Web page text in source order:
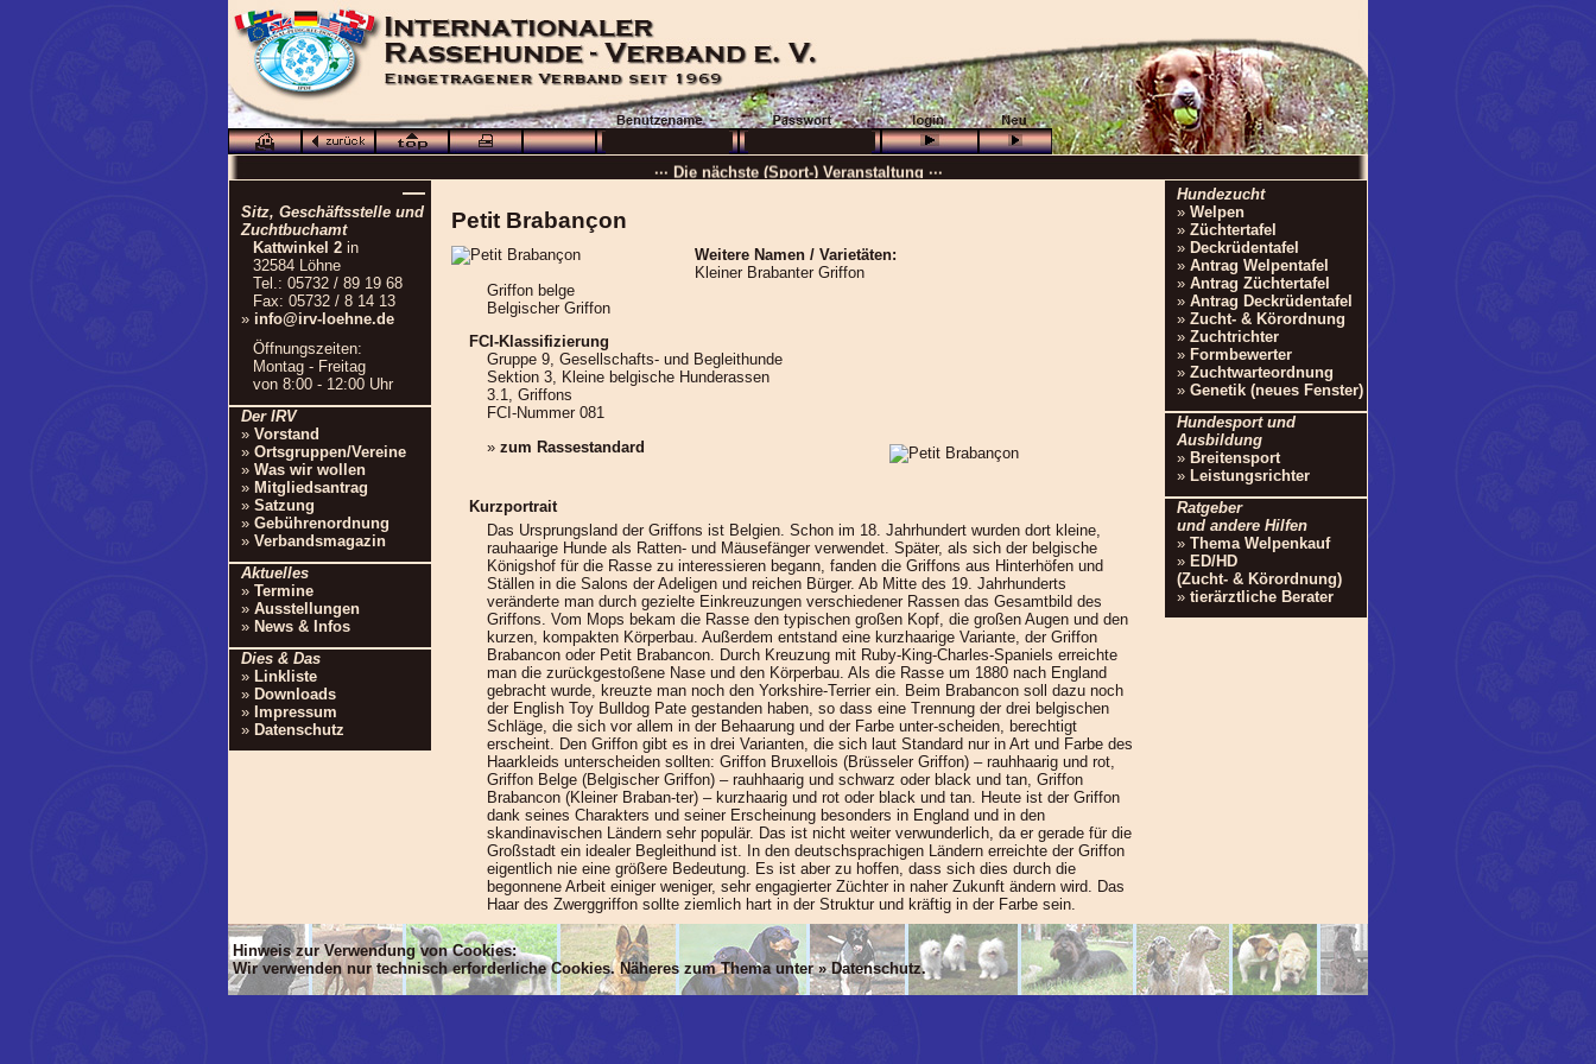
—
Sitz, Geschäftsstelle und
Zuchtbuchamt
Kattwinkel 2 in
32584 Löhne
Tel.: 05732 / 89 19 68
Fax: 05732 / 8 14 13
» info@irv-loehne.de
Öffnungszeiten:
Montag - Freitag
von 8:00 - 12:00 Uhr
Der IRV
» Vorstand
» Ortsgruppen/Vereine
» Was wir wollen
» Mitgliedsantrag
» Satzung
» Gebührenordnung
» Verbandsmagazin
Aktuelles
» Termine
» Ausstellungen
» News & Infos
Dies & Das
» Linkliste
» Downloads
» Impressum
» Datenschutz
Petit Brabançon
Weitere Namen / Varietäten:
Kleiner Brabanter Griffon
Griffon belge
Belgischer Griffon
FCI-Klassifizierung
Gruppe 9, Gesellschafts- und Begleithunde
Sektion 3, Kleine belgische Hunderassen
3.1, Griffons
FCI-Nummer 081
» zum Rassestandard
Kurzportrait
Das Ursprungsland der Griffons ist Belgien. Schon im 18. Jahrhundert wurden dort kleine,
rauhaarige Hunde als Ratten- und Mäusefänger verwendet. Später, als sich der belgische
Königshof für die Rasse zu interessieren begann, fanden die Griffons aus Hinterhöfen und
Ställen in die Salons der Adeligen und reichen Bürger. Ab Mitte des 19. Jahrhunderts
veränderte man durch gezielte Einkreuzungen verschiedener Rassen das Gesamtbild des
Griffons. Vom Mops bekam die Rasse den typischen großen Kopf, die großen Augen und den
kurzen, kompakten Körperbau. Außerdem entstand eine kurzhaarige Variante, der Griffon
Brabancon oder Petit Brabancon. Durch Kreuzung mit Ruby-King-Charles-Spaniels erreichte
man die zurückgestoßene Nase und den Körperbau. Als die Rasse um 1880 nach England
gebracht wurde, kreuzte man noch den Yorkshire-Terrier ein. Beim Brabancon soll dazu noch
der English Toy Bulldog Pate gestanden haben, so dass eine Trennung der drei belgischen
Schläge, die sich vor allem in der Behaarung und der Farbe unter-scheiden, berechtigt
erscheint. Den Griffon gibt es in drei Varianten, die sich laut Standard nur in Art und Farbe des
Haarkleids unterscheiden sollten: Griffon Bruxellois (Brüsseler Griffon) – rauhhaarig und rot,
Griffon Belge (Belgischer Griffon) – rauhhaarig und schwarz oder black und tan, Griffon
Brabancon (Kleiner Braban-ter) – kurzhaarig und rot oder black und tan. Heute ist der Griffon
dank seines Charakters und seiner Erscheinung besonders in England und in den
skandinavischen Ländern sehr populär. Das ist nicht weiter verwunderlich, da er gerade für die
Großstadt ein idealer Begleithund ist. In den deutschsprachigen Ländern erreichte der Griffon
eigentlich nie eine größere Bedeutung. Es ist aber zu hoffen, dass sich dies durch die
begonnene Arbeit einiger weniger, sehr engagierter Züchter in naher Zukunft ändern wird. Das
Haar des Zwerggriffon sollte ziemlich hart in der Struktur und kräftig in der Farbe sein.
Hundezucht
» Welpen
» Züchtertafel
» Deckrüdentafel
» Antrag Welpentafel
» Antrag Züchtertafel
» Antrag Deckrüdentafel
» Zucht- & Körordnung
» Zuchtrichter
» Formbewerter
» Zuchtwarteordnung
» Genetik (neues Fenster)
Hundesport und
Ausbildung
» Breitensport
» Leistungsrichter
Ratgeber
und andere Hilfen
» Thema Welpenkauf
» ED/HD
(Zucht- & Körordnung)
» tierärztliche Berater
Hinweis zur Verwendung von Cookies:
Wir verwenden nur technisch erforderliche Cookies. Näheres zum Thema unter »Datenschutz.
··· Schön, dass Sie da sind! ···
··· Die nächste (Sport-) Veranstaltung ···
··· Besuchen Sie auch unsereOrtsgruppen und Vereine
'Dim mlTIT, mlBOD, mlVON, mlsTIT, mlAN, mlsBOD